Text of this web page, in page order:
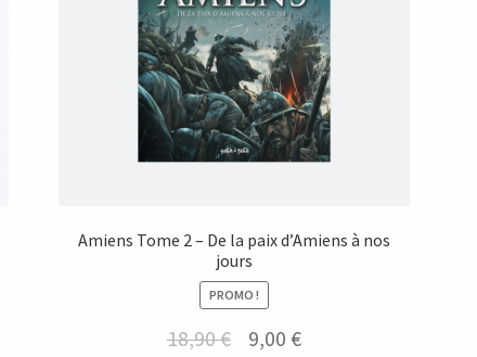
Amiens Tome 2 – De la paix d’Amiens à nos
jours
PROMO !
18,90€
Le9,00 €Le